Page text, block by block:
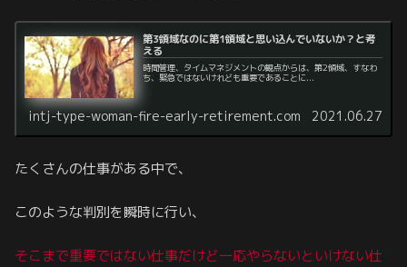
第3領域なのに第1領域と思い込んでいないか？と考
える
時間管理、タイムマネジメントの観点からは、第2領域、すなわ
ち、緊急ではないけれども重要であることに...
intj-type-woman-fire-early-retirement.com 2021.06.27
たくさんの仕事がある中で、
このような判別を瞬時に行い、
そこまで重要ではない仕事だけど一応やらないといけない仕